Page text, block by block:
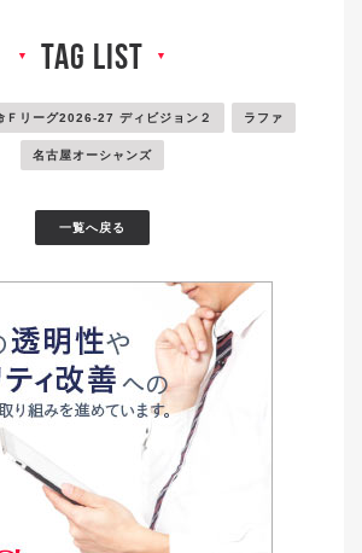
▼ tag list ▼
Ｆリーグ2026-27 ディビジョン２ ラファ
名古屋オーシャンズ
一覧へ戻る